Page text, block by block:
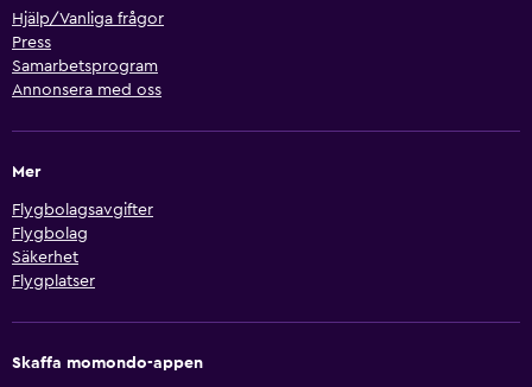
Hjälp/Vanliga frågor
Press
Samarbetsprogram
Annonsera med oss
Mer
Flygbolagsavgifter
Flygbolag
Säkerhet
Flygplatser
Skaffa momondo-appen